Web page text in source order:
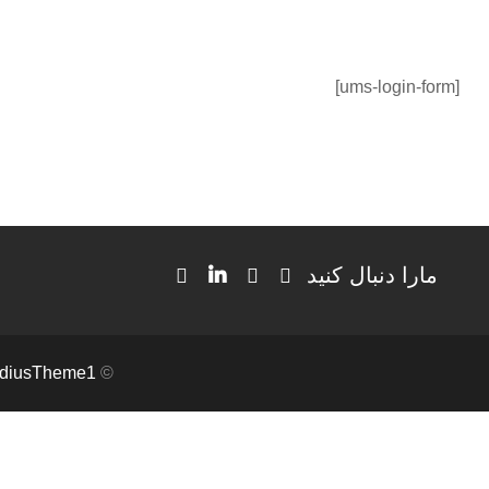
[ums-login-form]
مارا دنبال کنید
© Copyright medilink 2018. All Right Reserved. Designed and Developed by